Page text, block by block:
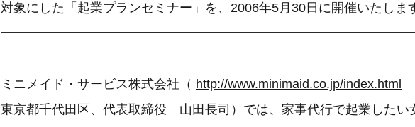
対象にした「起業プランセミナー」を、2006年5月30日に開催いたしま
ミニメイド・サービス株式会社（ http://www.minimaid.co.jp/index.html
東京都千代田区、代表取締役 山田長司）では、家事代行で起業したい